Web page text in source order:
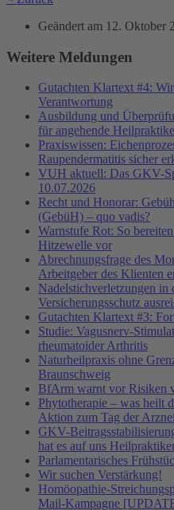
Geändert am 12. Oktober
Weitere Meldungen
Gutachten Klartext #4:
Verantwortung
Ausbildung und
für angehende
Praxiswissen:
Raupendermatitis sicher
VUH aktuell: Das GKV-
10.07.2026
Recht und Honorar:
(GebüH) – quo vadis?
Warnstufe Rot: So
Hitzewelle vor
Abrechnungsfrage des
Arbeitgeber des Klienten
Nadelstichverletzungen
Versicherungsschutz
Gutachten Klartext #3:
Studie: Vagusnerv-
rheumatoider Arthritis
Naturheilpraxis ohne
Braunschweig
BfArm warnt vor Risiken
Phytotherapie – was heilt
Aktion zum Tag der
GKV-
hat es auf uns
Parlamentarisches
Wir suchen Verstärkung!
Homöopathie-
Mail-Kampagne